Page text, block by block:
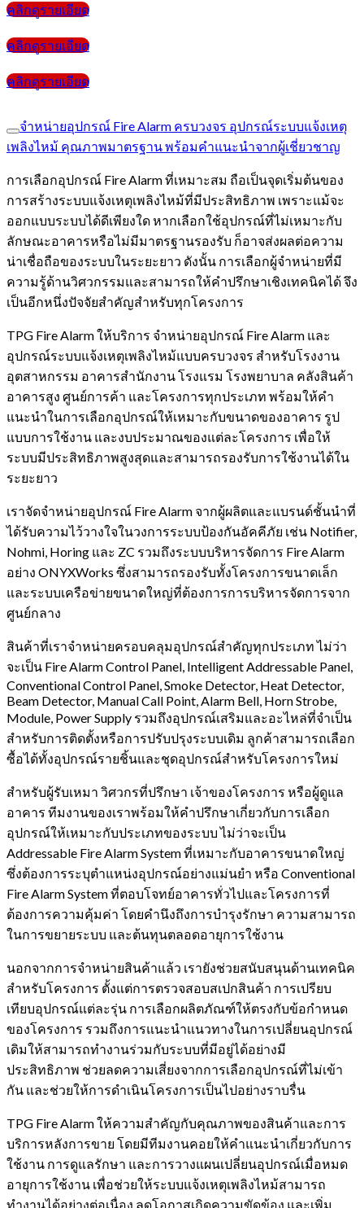
คลิกดูรายเอียด
คลิกดูรายเอียด
คลิกดูรายเอียด
จำหน่ายอุปกรณ์ Fire Alarm ครบวงจร อุปกรณ์ระบบแจ้งเหตุ
เพลิงไหม้ คุณภาพมาตรฐาน พร้อมคำแนะนำจากผู้เชี่ยวชาญ
การเลือกอุปกรณ์ Fire Alarm ที่เหมาะสม ถือเป็นจุดเริ่มต้นของ
การสร้างระบบแจ้งเหตุเพลิงไหม้ที่มีประสิทธิภาพ เพราะแม้จะ
ออกแบบระบบได้ดีเพียงใด หากเลือกใช้อุปกรณ์ที่ไม่เหมาะกับ
ลักษณะอาคารหรือไม่มีมาตรฐานรองรับ ก็อาจส่งผลต่อความ
น่าเชื่อถือของระบบในระยะยาว ดังนั้น การเลือกผู้จำหน่ายที่มี
ความรู้ด้านวิศวกรรมและสามารถให้คำปรึกษาเชิงเทคนิคได้ จึง
เป็นอีกหนึ่งปัจจัยสำคัญสำหรับทุกโครงการ
TPG Fire Alarm ให้บริการ จำหน่ายอุปกรณ์ Fire Alarm และ
อุปกรณ์ระบบแจ้งเหตุเพลิงไหม้แบบครบวงจร สำหรับโรงงาน
อุตสาหกรรม อาคารสำนักงาน โรงแรม โรงพยาบาล คลังสินค้า
อาคารสูง ศูนย์การค้า และโครงการทุกประเภท พร้อมให้คำ
แนะนำในการเลือกอุปกรณ์ให้เหมาะกับขนาดของอาคาร รูป
แบบการใช้งาน และงบประมาณของแต่ละโครงการ เพื่อให้
ระบบมีประสิทธิภาพสูงสุดและสามารถรองรับการใช้งานได้ใน
ระยะยาว
เราจัดจำหน่ายอุปกรณ์ Fire Alarm จากผู้ผลิตและแบรนด์ชั้นนำที่
ได้รับความไว้วางใจในวงการระบบป้องกันอัคคีภัย เช่น Notifier,
Nohmi, Horing และ ZC รวมถึงระบบบริหารจัดการ Fire Alarm
อย่าง ONYXWorks ซึ่งสามารถรองรับทั้งโครงการขนาดเล็ก
และระบบเครือข่ายขนาดใหญ่ที่ต้องการการบริหารจัดการจาก
ศูนย์กลาง
สินค้าที่เราจำหน่ายครอบคลุมอุปกรณ์สำคัญทุกประเภท ไม่ว่า
จะเป็น Fire Alarm Control Panel, Intelligent Addressable Panel,
Conventional Control Panel, Smoke Detector, Heat Detector,
Beam Detector, Manual Call Point, Alarm Bell, Horn Strobe,
Module, Power Supply รวมถึงอุปกรณ์เสริมและอะไหล่ที่จำเป็น
สำหรับการติดตั้งหรือการปรับปรุงระบบเดิม ลูกค้าสามารถเลือก
ซื้อได้ทั้งอุปกรณ์รายชิ้นและชุดอุปกรณ์สำหรับโครงการใหม่
สำหรับผู้รับเหมา วิศวกรที่ปรึกษา เจ้าของโครงการ หรือผู้ดูแล
อาคาร ทีมงานของเราพร้อมให้คำปรึกษาเกี่ยวกับการเลือก
อุปกรณ์ให้เหมาะกับประเภทของระบบ ไม่ว่าจะเป็น
Addressable Fire Alarm System ที่เหมาะกับอาคารขนาดใหญ่
ซึ่งต้องการระบุตำแหน่งอุปกรณ์อย่างแม่นยำ หรือ Conventional
Fire Alarm System ที่ตอบโจทย์อาคารทั่วไปและโครงการที่
ต้องการความคุ้มค่า โดยคำนึงถึงการบำรุงรักษา ความสามารถ
ในการขยายระบบ และต้นทุนตลอดอายุการใช้งาน
นอกจากการจำหน่ายสินค้าแล้ว เรายังช่วยสนับสนุนด้านเทคนิค
สำหรับโครงการ ตั้งแต่การตรวจสอบสเปกสินค้า การเปรียบ
เทียบอุปกรณ์แต่ละรุ่น การเลือกผลิตภัณฑ์ให้ตรงกับข้อกำหนด
ของโครงการ รวมถึงการแนะนำแนวทางในการเปลี่ยนอุปกรณ์
เดิมให้สามารถทำงานร่วมกับระบบที่มีอยู่ได้อย่างมี
ประสิทธิภาพ ช่วยลดความเสี่ยงจากการเลือกอุปกรณ์ที่ไม่เข้า
กัน และช่วยให้การดำเนินโครงการเป็นไปอย่างราบรื่น
TPG Fire Alarm ให้ความสำคัญกับคุณภาพของสินค้าและการ
บริการหลังการขาย โดยมีทีมงานคอยให้คำแนะนำเกี่ยวกับการ
ใช้งาน การดูแลรักษา และการวางแผนเปลี่ยนอุปกรณ์เมื่อหมด
อายุการใช้งาน เพื่อช่วยให้ระบบแจ้งเหตุเพลิงไหม้สามารถ
ทำงานได้อย่างต่อเนื่อง ลดโอกาสเกิดความขัดข้อง และเพิ่ม